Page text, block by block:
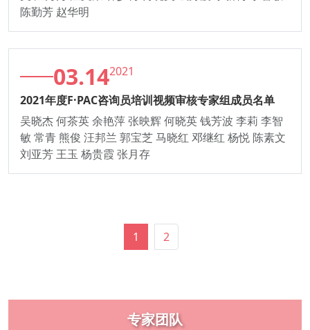
专家团队
陈勤芳 赵华明
03.142021
2021年度F·PAC咨询员培训视频审核专家组成员名单
吴晓杰 何茶英 余艳萍 张映辉 何晓英 钱芳波 李莉 李智
敏 常青 熊俊 汪邦兰 郭宝芝 马晓红 邓继红 杨悦 陈素文
刘亚芳 王玉 杨贵霞 张月存
1 2